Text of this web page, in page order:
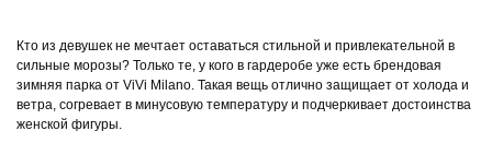
Кто из девушек не мечтает оставаться стильной и привлекательной в
сильные морозы? Только те, у кого в гардеробе уже есть брендовая
зимняя парка от ViVi Milano. Такая вещь отлично защищает от холода и
ветра, согревает в минусовую температуру и подчеркивает достоинства
женской фигуры.